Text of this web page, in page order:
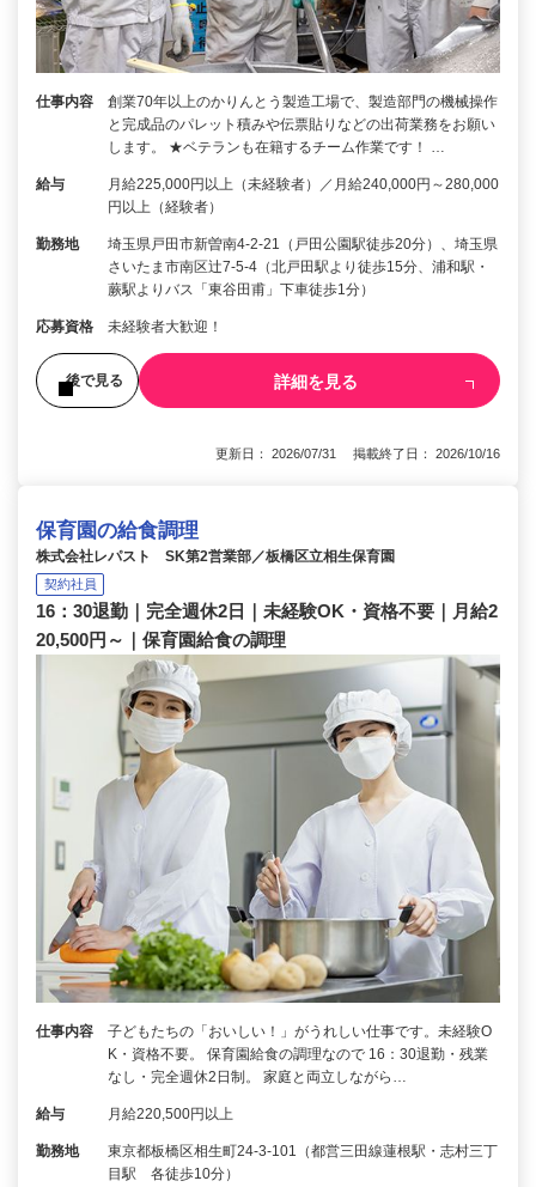
仕事内容
創業70年以上のかりんとう製造工場で、製造部門の機械操作
と完成品のパレット積みや伝票貼りなどの出荷業務をお願い
します。 ★ベテランも在籍するチーム作業です！ …
給与
月給225,000円以上（未経験者）／月給240,000円～280,000
円以上（経験者）
勤務地
埼玉県戸田市新曽南4-2-21（戸田公園駅徒歩20分）、埼玉県
さいたま市南区辻7-5-4（北戸田駅より徒歩15分、浦和駅・
蕨駅よりバス「東谷田甫」下車徒歩1分）
応募資格 未経験者大歓迎！
後で見る 詳細を見る
更新日： 2026/07/31 掲載終了日： 2026/10/16
保育園の給食調理
株式会社レパスト SK第2営業部／板橋区立相生保育園
契約社員
16：30退勤｜完全週休2日｜未経験OK・資格不要｜月給2
20,500円～｜保育園給食の調理
仕事内容
子どもたちの「おいしい！」がうれしい仕事です。未経験O
K・資格不要。 保育園給食の調理なので 16：30退勤・残業
なし・完全週休2日制。 家庭と両立しながら…
給与 月給220,500円以上
勤務地
東京都板橋区相生町24-3-101（都営三田線蓮根駅・志村三丁
目駅 各徒歩10分）